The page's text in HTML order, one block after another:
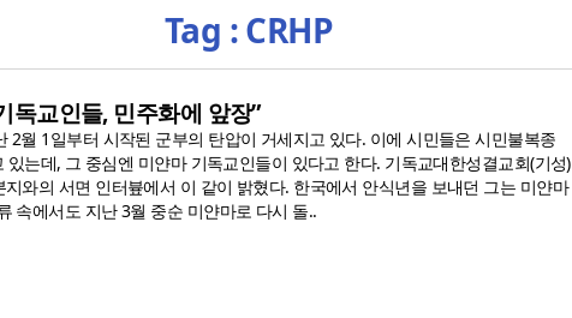
Tag : CRHP
독교인들, 민주화에 앞장”
2월 1일부터 시작된 군부의 탄압이 거세지고 있다. 이에 시민들은 시민불복종
있는데, 그 중심엔 미얀마 기독교인들이 있다고 한다. 기독교대한성결교회(기성)
와의 서면 인터븊에서 이 같이 밝혔다. 한국에서 안식년을 보내던 그는 미얀마
속에서도 지난 3월 중순 미얀마로 다시 돌..